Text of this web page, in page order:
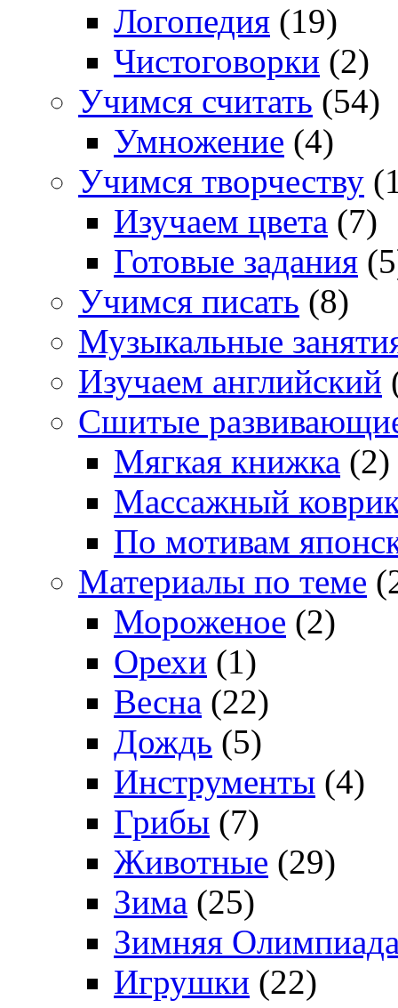
Логопедия (19)
Чистоговорки (2)
Учимся считать (54)
Умножение (4)
Учимся творчеству
Изучаем цвета (7)
Готовые задания
Учимся писать (8)
Музыкальные
Изучаем английский
Сшитые
Мягкая книжка (2)
Массажный
По мотивам
Материалы по теме
Мороженое (2)
Орехи (1)
Весна (22)
Дождь (5)
Инструменты (4)
Грибы (7)
Животные (29)
Зима (25)
Зимняя
Игрушки (22)